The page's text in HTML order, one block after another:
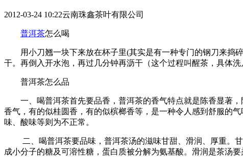
2012-03-24 10:22云南珠鑫茶叶有限公司
普洱茶怎么喝
用小刀翘一块下来放在杯子里(其实是有一种专门的钢刀来捣碎
干。再倒入开水泡，再过几分钟再沥干（这个过程叫醒茶，具体
普洱茶怎么品
一、喝普洱茶首先要品香，普洱茶的香气特点就是陈香显著，
香气，有的似桂圆香，有的似槟榔香等，是一种令人感到舒服的
味、酸味等则为不正常。
二、喝普洱茶要品味，普洱茶汤的滋味甘甜、滑润、厚重。甘
成小分子的糖及可溶性糖，蛋白质被分解为氨基酸。滑润是茶汤